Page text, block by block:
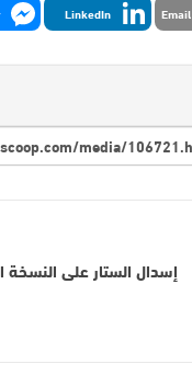
Email
LinkedIn
إسدال الستار على النسخة